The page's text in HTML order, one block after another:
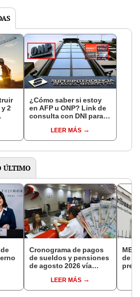
y 2
¿Cómo saber si estoy
en AFP u ONP? Link de
consulta con DNI para
pensiones estás
LEER MÁS
ÚLTIMO
Cronograma de pagos
de sueldos y pensiones
de agosto 2026 vía
conoce las fechas de
depósito
LEER MÁS
MEF
de la